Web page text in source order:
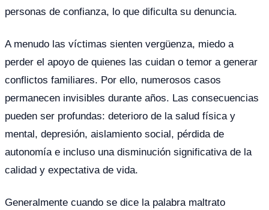
personas de confianza, lo que dificulta su denuncia.
A menudo las víctimas sienten vergüenza, miedo a
perder el apoyo de quienes las cuidan o temor a generar
conflictos familiares. Por ello, numerosos casos
permanecen invisibles durante años. Las consecuencias
pueden ser profundas: deterioro de la salud física y
mental, depresión, aislamiento social, pérdida de
autonomía e incluso una disminución significativa de la
calidad y expectativa de vida.
Generalmente cuando se dice la palabra maltrato